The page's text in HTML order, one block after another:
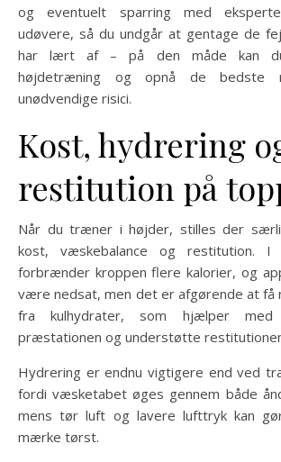
og eventuelt sparring med
udøvere, så du undgår at gentage de
har lært af – på den måde kan
højdetræning og opnå de bedste
unødvendige risici.
Kost, hydrering
restitution på
Når du træner i højder, stilles der
kost, væskebalance og restitution.
forbrænder kroppen flere kalorier, og
være nedsat, men det er afgørende at få
fra kulhydrater, som hjælper med
præstationen og understøtte
Hydrering er endnu vigtigere end ved
fordi væsketabet øges gennem både
mens tør luft og lavere lufttryk kan
mærke tørst.